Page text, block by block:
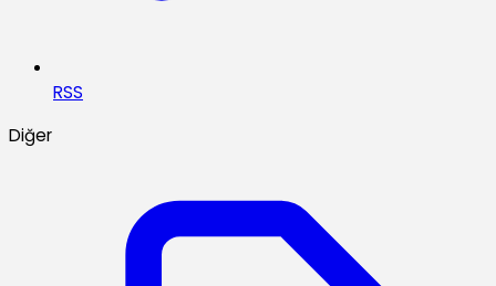
RSS
Diğer